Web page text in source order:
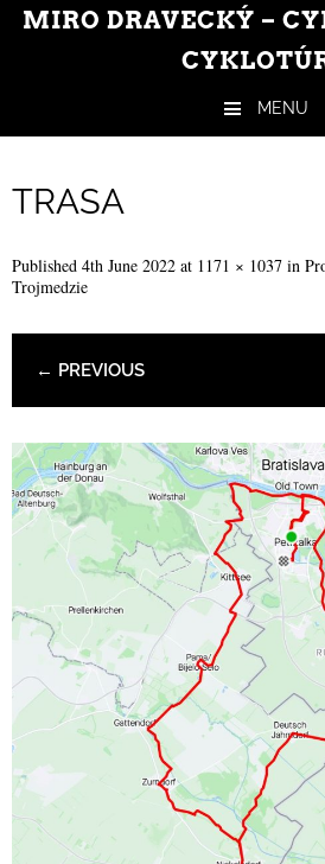
MIRO DRAVECKÝ –
MENU
TRASA
Published 4th June 2022 at 1171 × 1037 in
Trojmedzie
← PREVIOUS